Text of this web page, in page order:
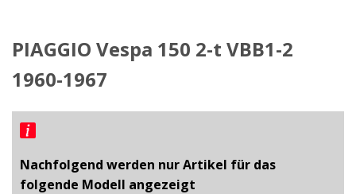
PIAGGIO Vespa 150 2-t VBB1-2
1960-1967
Nachfolgend werden nur Artikel für das
folgende Modell angezeigt